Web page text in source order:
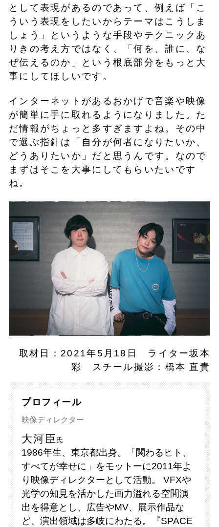
として表現があるのであって、例えば「こ
ういう表現をしたいからテーマはこうしま
しょう」というような手段やテクニックあ
りきの考え方ではなく、「何を、誰に、な
ぜ伝えるのか」という根底部分をもっと大
事にしてほしいです。
インターネットがあるおかげで音楽や映像
が簡単に手に取れるようになりました。た
だ情報がちょっと多すぎますよね。その中
で選ぶ指針は「自分が何者になりたいか、
どうありたいか」だと思うんです。なので
まずはそこを大事にしてもらいたいです
ね。
取材日：2021年5月18日 ライター坂本
彩 スチール撮影：橋本 直貴
プロフィール
映像ディレクター
大河臣 氏
1986年生、東京都出身。「関わるヒト、
すべてが幸せに」をモットーに2011年よ
り映像ディレクターとして活動。 VFXや
光学の知見を活かした画力溢れる空間演
出を得意とし、広告やMV、展示作品な
ど、演出領域は多岐にわたる。『SPACE